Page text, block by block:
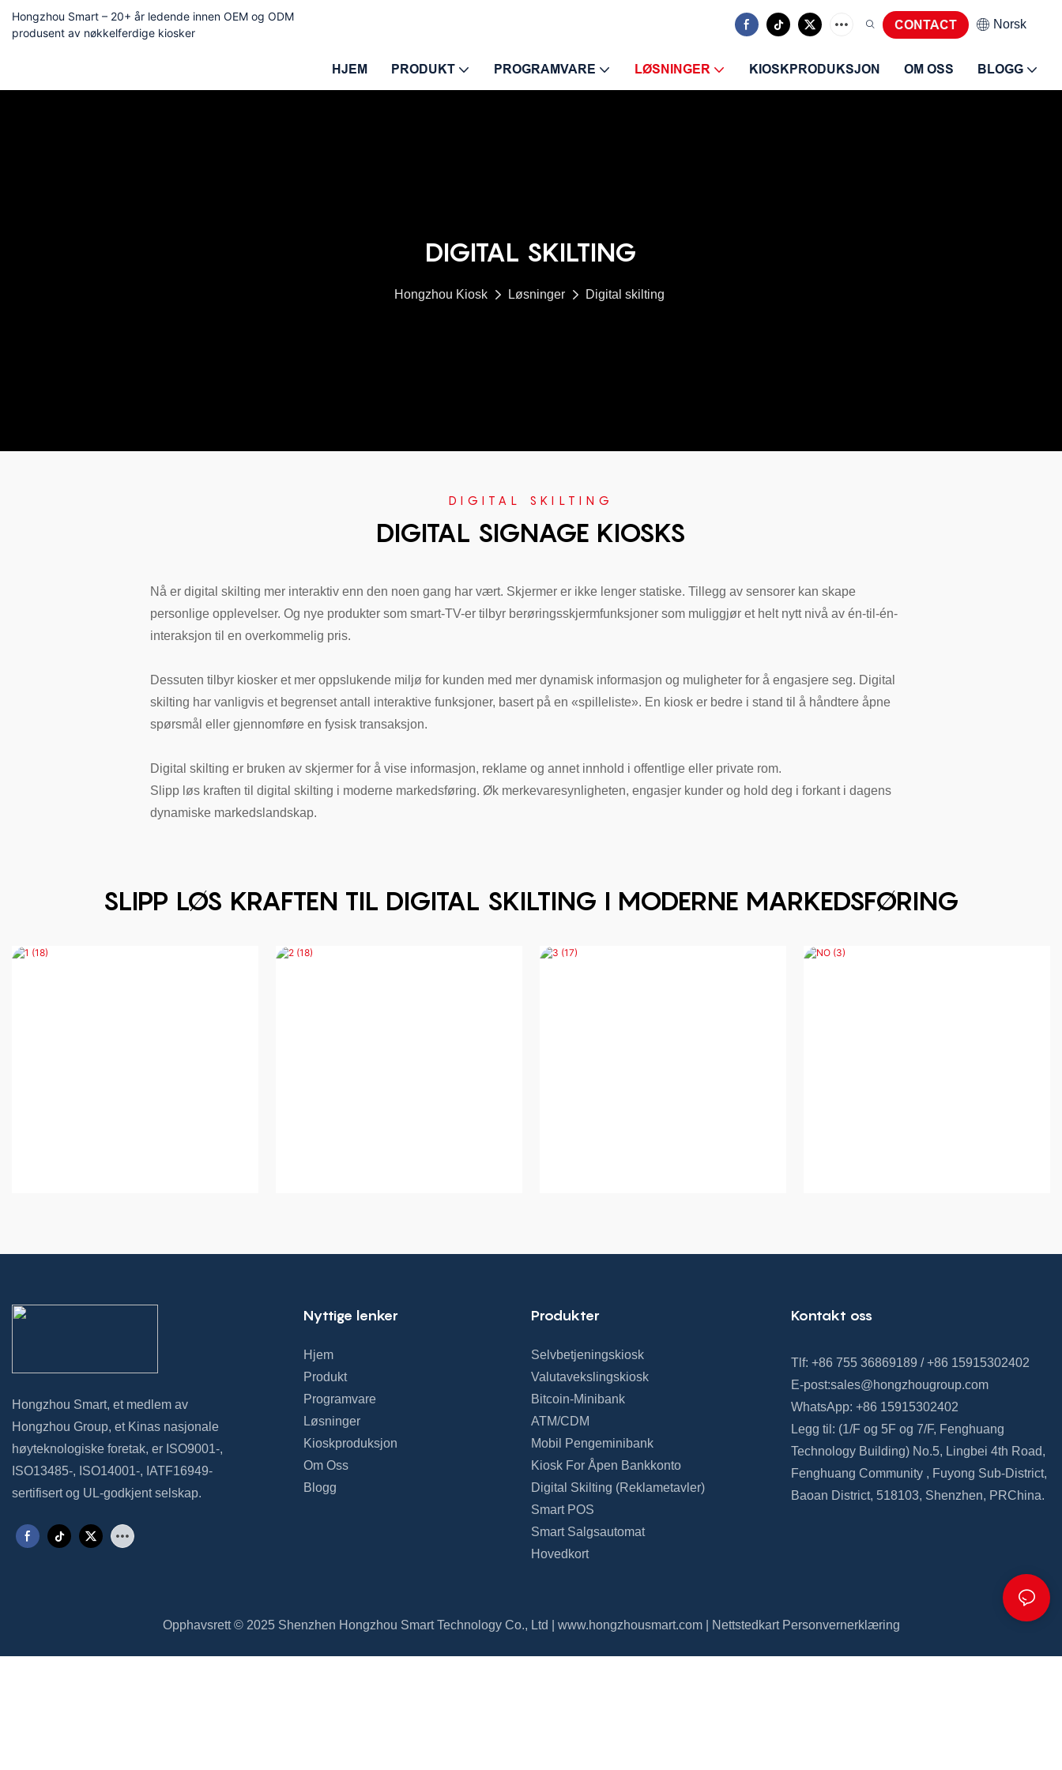
Hongzhou Smart – 20+ år ledende innen OEM og ODM
produsent av nøkkelferdige kiosker
CONTACT Norsk
HJEM PRODUKT PROGRAMVARE LØSNINGER KIOSKPRODUKSJON OM OSS BLOGG
DIGITAL SKILTING
Hongzhou Kiosk Løsninger Digital skilting
DIGITAL SKILTING
DIGITAL SIGNAGE KIOSKS
Nå er digital skilting mer interaktiv enn den noen gang har vært. Skjermer er ikke lenger statiske. Tillegg av sensorer kan skape
personlige opplevelser. Og nye produkter som smart-TV-er tilbyr berøringsskjermfunksjoner som muliggjør et helt nytt nivå av én-til-én-
interaksjon til en overkommelig pris.
Dessuten tilbyr kiosker et mer oppslukende miljø for kunden med mer dynamisk informasjon og muligheter for å engasjere seg. Digital
skilting har vanligvis et begrenset antall interaktive funksjoner, basert på en «spilleliste». En kiosk er bedre i stand til å håndtere åpne
spørsmål eller gjennomføre en fysisk transaksjon.
Digital skilting er bruken av skjermer for å vise informasjon, reklame og annet innhold i offentlige eller private rom.
Slipp løs kraften til digital skilting i moderne markedsføring. Øk merkevaresynligheten, engasjer kunder og hold deg i forkant i dagens
dynamiske markedslandskap.
SLIPP LØS KRAFTEN TIL DIGITAL SKILTING I MODERNE MARKEDSFØRING
Hongzhou Smart, et medlem av
Hongzhou Group, et Kinas nasjonale
høyteknologiske foretak, er ISO9001-,
ISO13485-, ISO14001-, IATF16949-
sertifisert og UL-godkjent selskap.
Nyttige lenker
Hjem
Produkt
Programvare
Løsninger
Kioskproduksjon
Om Oss
Blogg
Produkter
Selvbetjeningskiosk
Valutavekslingskiosk
Bitcoin-Minibank
ATM/CDM
Mobil Pengeminibank
Kiosk For Åpen Bankkonto
Digital Skilting (reklametavler)
Smart POS
Smart Salgsautomat
Hovedkort
Kontakt oss
Tlf: +86 755 36869189 / +86 15915302402
E-post:sales@hongzhougroup.com
WhatsApp: +86 15915302402
Legg til: (1/F og 5F og 7/F, Fenghuang
Technology Building)No.5, Lingbei 4th Road,
Fenghuang Community , Fuyong Sub-District,
Baoan District, 518103, Shenzhen, PRChina.
Opphavsrett © 2025 Shenzhen Hongzhou Smart Technology Co., Ltd | www.hongzhousmart.com| Nettstedkart Personvernerklæring